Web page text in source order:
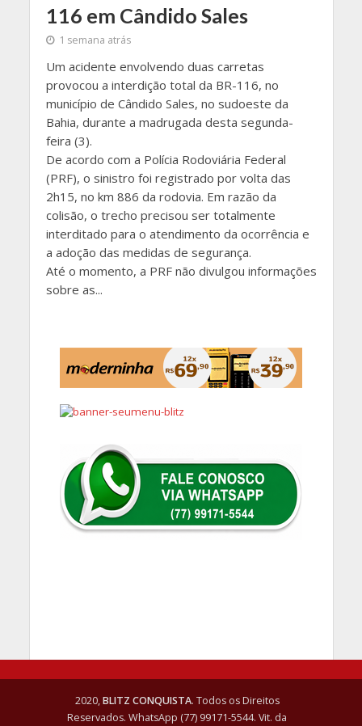
116 em Cândido Sales
1 semana atrás
Um acidente envolvendo duas carretas
provocou a interdição total da BR-116, no
município de Cândido Sales, no sudoeste da
Bahia, durante a madrugada desta segunda-
feira (3).
De acordo com a Polícia Rodoviária Federal
(PRF), o sinistro foi registrado por volta das
2h15, no km 886 da rodovia. Em razão da
colisão, o trecho precisou ser totalmente
interditado para o atendimento da ocorrência e
a adoção das medidas de segurança.
Até o momento, a PRF não divulgou informações
sobre as...
2020,BLITZ CONQUISTA. Todos os Direitos
Reservados. WhatsApp (77) 99171-5544. Vit. da